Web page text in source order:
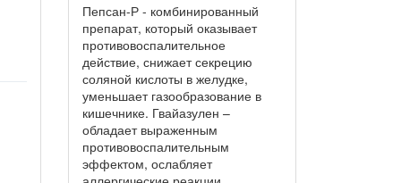
Пепсан-Р - комбинированный
препарат, который оказывает
противовоспалительное
действие, снижает секрецию
соляной кислоты в желудке,
уменьшает газообразование в
кишечнике. Гвайазулен –
обладает выраженным
противовоспалительным
эффектом, ослабляет